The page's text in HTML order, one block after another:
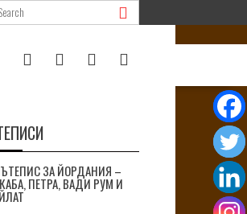
ЗА ЙОРДАНИЯ –
ПЕТРА, ВАДИ РУМ И